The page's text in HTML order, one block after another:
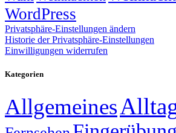
WordPress
Privatsphäre-Einstellungen ändern
Historie der Privatsphäre-Einstellungen
Einwilligungen widerrufen
Kategorien
Allgemeines